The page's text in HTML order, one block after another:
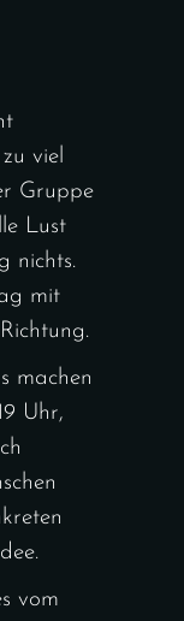
viel
Gruppe
Lust
nichts.
mit
machen
Uhr,
vom